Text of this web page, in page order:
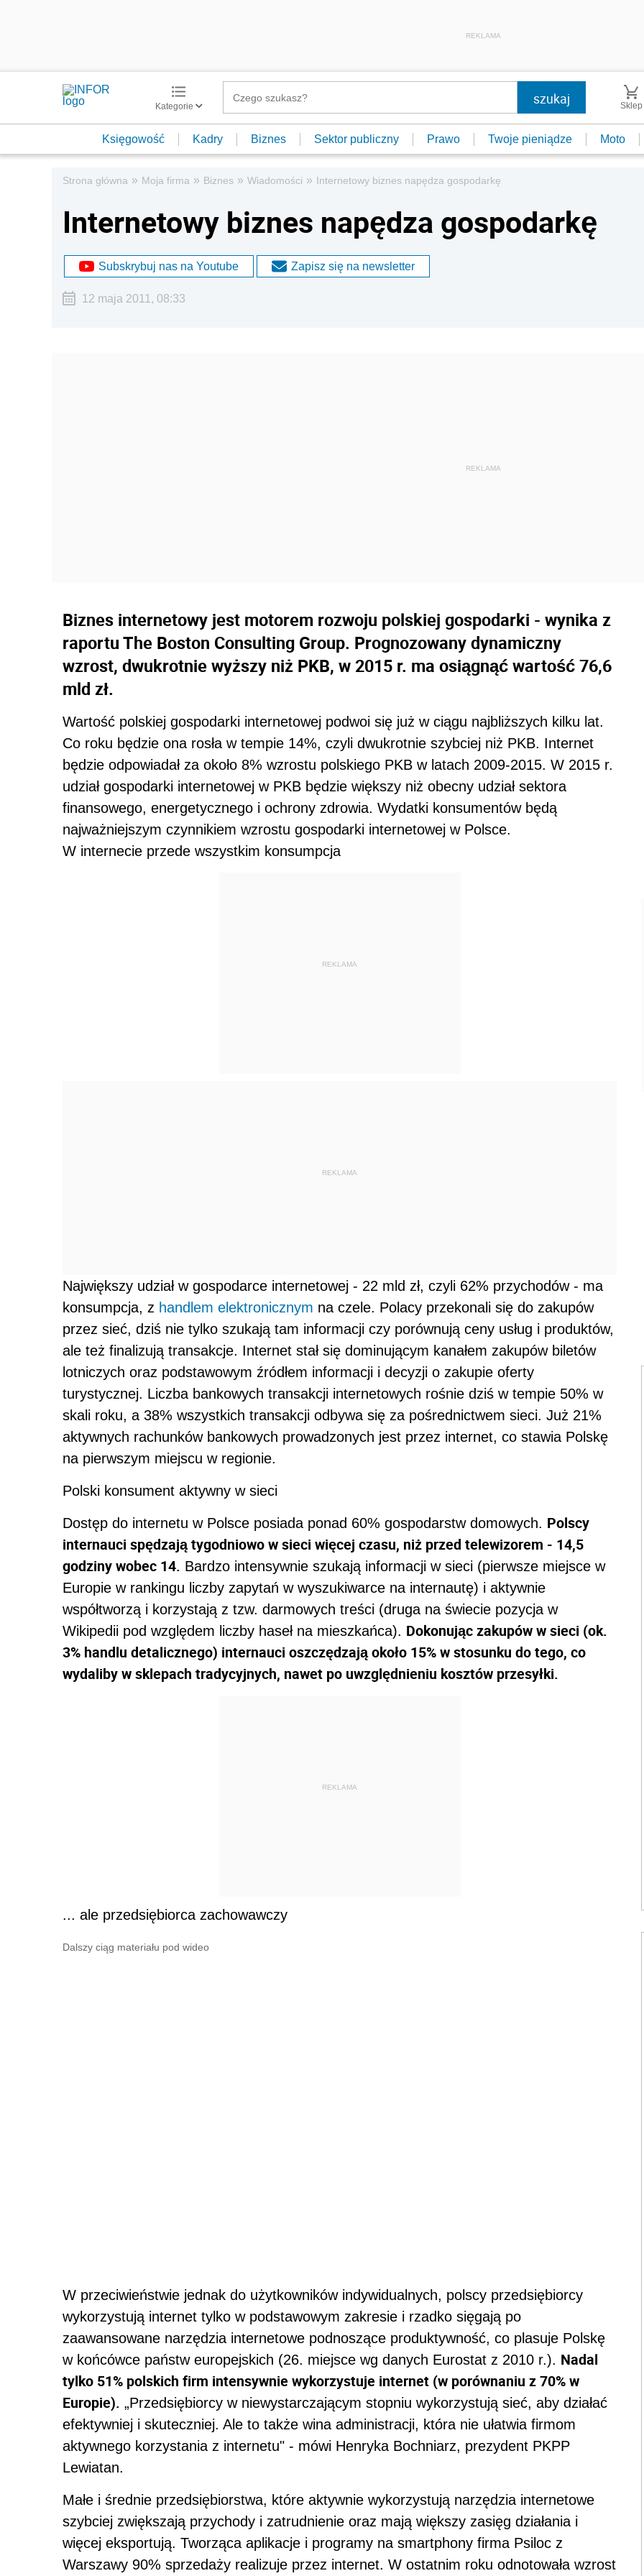
REKLAMA
Kategorie Sklep
Księgowość Kadry Biznes Sektor publiczny Prawo Twoje pieniądze Moto
Strona główna » Moja firma » Biznes » Wiadomości » Internetowy biznes napędza gospodarkę
Internetowy biznes napędza gospodarkę
Subskrybuj nas na Youtube Zapisz się na newsletter
12 maja 2011, 08:33
Biznes internetowy jest motorem rozwoju polskiej gospodarki - wynika z
raportu The Boston Consulting Group. Prognozowany dynamiczny
wzrost, dwukrotnie wyższy niż PKB, w 2015 r. ma osiągnąć wartość 76,6
mld zł.
Wartość polskiej gospodarki internetowej podwoi się już w ciągu najbliższych kilku lat.
Co roku będzie ona rosła w tempie 14%, czyli dwukrotnie szybciej niż PKB. Internet
będzie odpowiadał za około 8% wzrostu polskiego PKB w latach 2009-2015. W 2015 r.
udział gospodarki internetowej w PKB będzie większy niż obecny udział sektora
finansowego, energetycznego i ochrony zdrowia. Wydatki konsumentów będą
najważniejszym czynnikiem wzrostu gospodarki internetowej w Polsce.
W internecie przede wszystkim konsumpcja
REKLAMA
REKLAMA
Największy udział w gospodarce internetowej - 22 mld zł, czyli 62% przychodów - ma
konsumpcja, z handlem elektronicznym na czele. Polacy przekonali się do zakupów
przez sieć, dziś nie tylko szukają tam informacji czy porównują ceny usług i produktów,
ale też finalizują transakcje. Internet stał się dominującym kanałem zakupów biletów
lotniczych oraz podstawowym źródłem informacji i decyzji o zakupie oferty
turystycznej. Liczba bankowych transakcji internetowych rośnie dziś w tempie 50% w
skali roku, a 38% wszystkich transakcji odbywa się za pośrednictwem sieci. Już 21%
aktywnych rachunków bankowych prowadzonych jest przez internet, co stawia Polskę
na pierwszym miejscu w regionie.
Polski konsument aktywny w sieci
Dostęp do internetu w Polsce posiada ponad 60% gospodarstw domowych. Polscy
internauci spędzają tygodniowo w sieci więcej czasu, niż przed telewizorem - 14,5
godziny wobec 14. Bardzo intensywnie szukają informacji w sieci (pierwsze miejsce w
Europie w rankingu liczby zapytań w wyszukiwarce na internautę) i aktywnie
współtworzą i korzystają z tzw. darmowych treści (druga na świecie pozycja w
Wikipedii pod względem liczby haseł na mieszkańca). Dokonując zakupów w sieci (ok.
3% handlu detalicznego) internauci oszczędzają około 15% w stosunku do tego, co
wydaliby w sklepach tradycyjnych, nawet po uwzględnieniu kosztów przesyłki.
REKLAMA
... ale przedsiębiorca zachowawczy
Dalszy ciąg materiału pod wideo
W przeciwieństwie jednak do użytkowników indywidualnych, polscy przedsiębiorcy
wykorzystują internet tylko w podstawowym zakresie i rzadko sięgają po
zaawansowane narzędzia internetowe podnoszące produktywność, co plasuje Polskę
w końcówce państw europejskich (26. miejsce wg danych Eurostat z 2010 r.). Nadal
tylko 51% polskich firm intensywnie wykorzystuje internet (w porównaniu z 70% w
Europie). „Przedsiębiorcy w niewystarczającym stopniu wykorzystują sieć, aby działać
efektywniej i skuteczniej. Ale to także wina administracji, która nie ułatwia firmom
aktywnego korzystania z internetu" - mówi Henryka Bochniarz, prezydent PKPP
Lewiatan.
Małe i średnie przedsiębiorstwa, które aktywnie wykorzystują narzędzia internetowe
szybciej zwiększają przychody i zatrudnienie oraz mają większy zasięg działania i
więcej eksportują. Tworząca aplikacje i programy na smartphony firma Psiloc z
Warszawy 90% sprzedaży realizuje przez internet. W ostatnim roku odnotowała wzrost